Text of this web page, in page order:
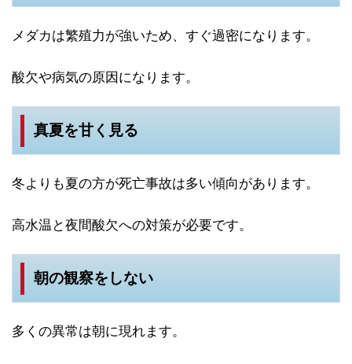
メダカは繁殖力が強いため、すぐ過密になります。
酸欠や病気の原因になります。
真夏を甘く見る
冬よりも夏の方が死亡事故は多い傾向があります。
高水温と夜間酸欠への対策が必要です。
朝の観察をしない
多くの異常は朝に現れます。